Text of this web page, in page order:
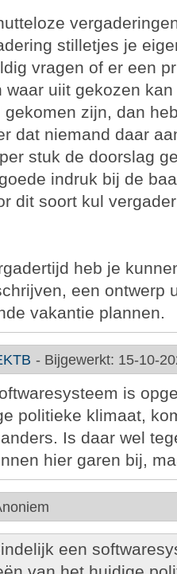
stilletjes je
vragen of er een
uiit gekozen kan
zijn, dan
dat niemand daar
stuk de doorslag
indruk bij de
dit soort kul
heb je
een ontwerp
vakantie plannen.
- Bijgewerkt: 15-10-
is
politieke klimaat,
Is daar wel
hier garen bij,
een